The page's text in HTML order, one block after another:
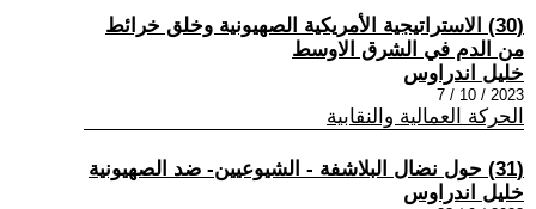
(30) الاستراتيجية الأمريكية الصهيونية وخلق خرائط
من الدم في الشرق الاوسط
خليل اندراوس
2023 / 10 / 7
الحركة العمالية والنقابية
(31) حول نضال البلاشفة - الشيوعيين- ضد الصهيونية
خليل اندراوس